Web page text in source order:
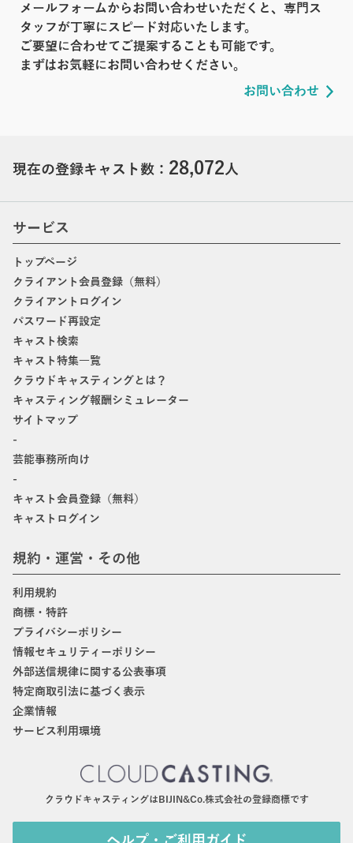
メールフォームからお問い合わせいただくと、専門ス
タッフが丁寧にスピード対応いたします。
ご要望に合わせてご提案することも可能です。
まずはお気軽にお問い合わせください。
お問い合わせ
現在の登録キャスト数： 28,072人
サービス
トップページ
クライアント会員登録（無料）
クライアントログイン
パスワード再設定
キャスト検索
キャスト特集一覧
クラウドキャスティングとは？
キャスティング報酬シミュレーター
サイトマップ
-
芸能事務所向け
-
キャスト会員登録（無料）
キャストログイン
規約・運営・その他
利用規約
商標・特許
プライバシーポリシー
情報セキュリティーポリシー
外部送信規律に関する公表事項
特定商取引法に基づく表示
企業情報
サービス利用環境
クラウドキャスティングはBIJIN&Co.株式会社の登録商標です